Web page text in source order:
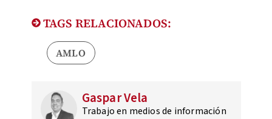
TAGS RELACIONADOS:
AMLO
Gaspar Vela
Trabajo en medios de información